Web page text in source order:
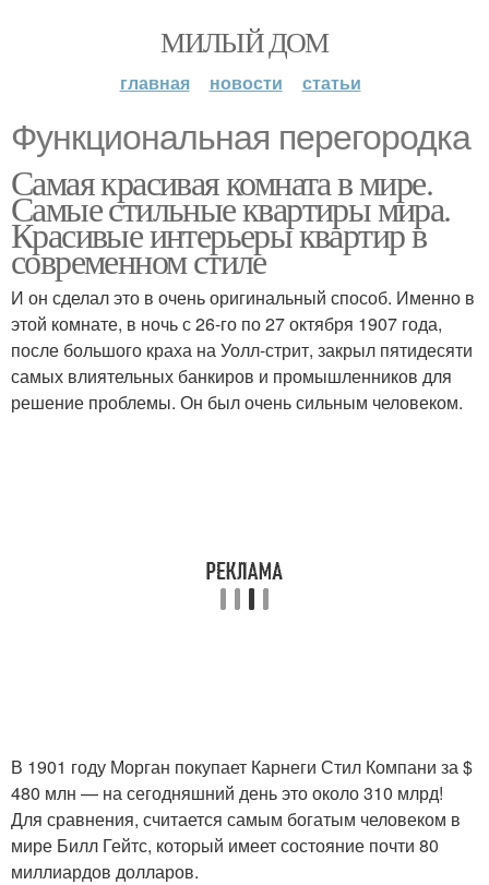
МИЛЫЙ ДОМ
главная новости статьи
Функциональная перегородка
Самая красивая комната в мире.
Самые стильные квартиры мира.
Красивые интерьеры квартир в
современном стиле
И он сделал это в очень оригинальный способ. Именно в
этой комнате, в ночь с 26-го по 27 октября 1907 года,
после большого краха на Уолл-стрит, закрыл пятидесяти
самых влиятельных банкиров и промышленников для
решение проблемы. Он был очень сильным человеком.
В 1901 году Морган покупает Карнеги Стил Компани за $
480 млн — на сегодняшний день это около 310 млрд!
Для сравнения, считается самым богатым человеком в
мире Билл Гейтс, который имеет состояние почти 80
миллиардов долларов.